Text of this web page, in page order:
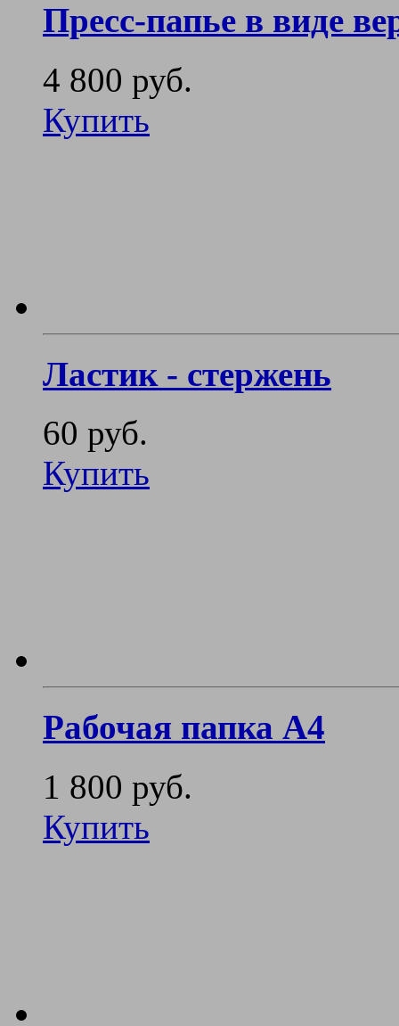
Пресс-папье в виде
4 800 руб.
Купить
Ластик - стержень
60 руб.
Купить
Рабочая папка А4
1 800 руб.
Купить